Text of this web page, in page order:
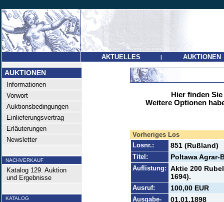
AKTUELLES | AUKTIONEN
AUKTIONEN
Informationen
Vorwort
Auktionsbedingungen
Einlieferungsvertrag
Erläuterungen
Newsletter
NACHVERKAUF
Katalog 129. Auktion
und Ergebnisse
KATALOG
Hier finden
Weitere Optionen
Vorheriges Los
Losnr.:
851 (Rußland)
Titel: Poltawa Agrar-
Auflistung: Aktie 200
1694).
Ausruf: 100,00 EUR
Ausgabe-
01.01.1898